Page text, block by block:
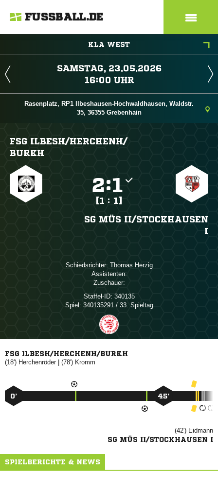
FUSSBALL.DE
KLA WEST
 
 
Rasenplatz, RP1 Ilbeshausen-Hochwaldhausen, Waldstr.
35, 36355 Grebenhain
FSG ILBESH/​HERCHENH/​
BURKH
:
[1 : 1]
SG MÜS II/​STOCKHAUSEN
I
Schiedsrichter:  
Assistenten:
Zuschauer:
Staffel-ID: 340135
Spiel: 340135291 / 33. Spieltag
FSG ILBESH/HERCHENH/BURKH
(18') | (78') 
0’ 45’
(42') 
SG MÜS II/STOCKHAUSEN I
SPIELBERICHTE & NEWS